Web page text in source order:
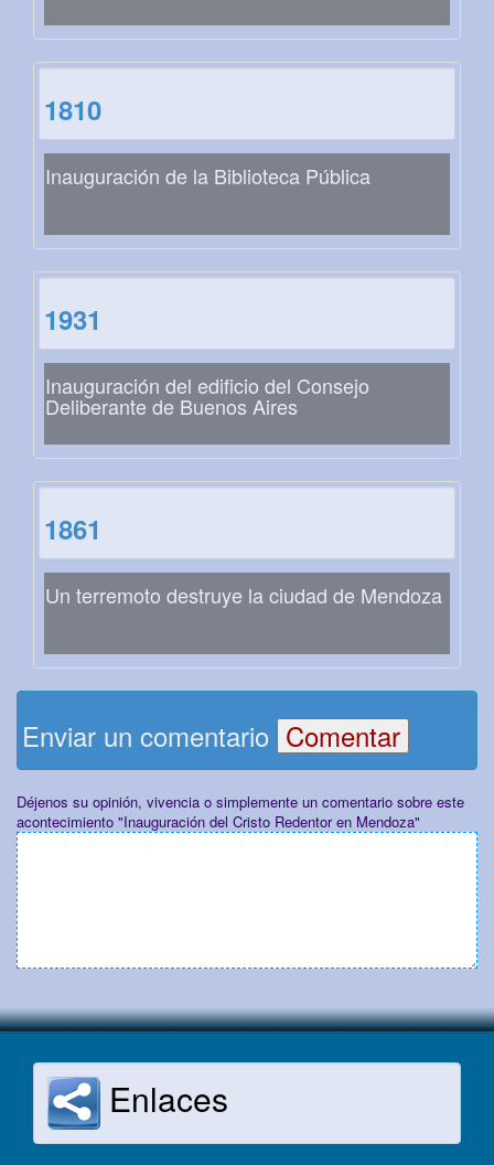
1810
Inauguración de la Biblioteca Pública
1931
Inauguración del edificio del Consejo
Deliberante de Buenos Aires
1861
Un terremoto destruye la ciudad de Mendoza
Enviar un comentario
Déjenos su opinión, vivencia o simplemente un comentario sobre este
acontecimiento "Inauguración del Cristo Redentor en Mendoza"
Enlaces